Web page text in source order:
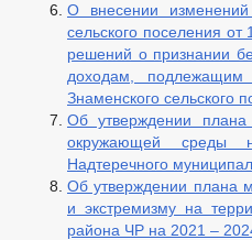
О внесении изменений
сельского поселения
решений о признании
доходам, подлежащим
Знаменского сельского
Об утверждении
окружающей среды
Надтеречного
Об утверждении плана
и экстремизму на
района ЧР на 2021 –